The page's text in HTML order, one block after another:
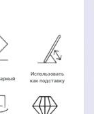
Использовать
как подставку